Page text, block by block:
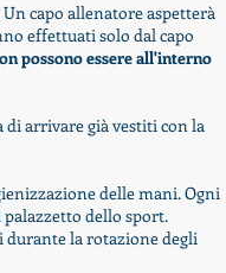
capo allenatore aspetterà
effettuati solo dal capo
possono essereall'interno
di arrivare già vestiti con la
delle mani. Ogni
dello sport.
la rotazione degli